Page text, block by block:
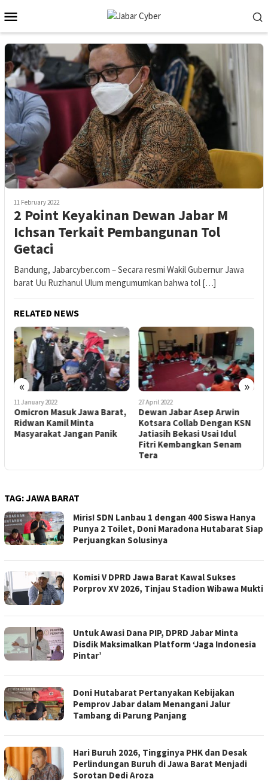
to
contentMenu
11 February 2022
2 Point Keyakinan Dewan Jabar M
Ichsan Terkait Pembangunan Tol
Getaci
Bandung, Jabarcyber.com – Secara resmi Wakil Gubernur Jawa
barat Uu Ruzhanul Ulum mengumumkan bahwa tol […]
RELATED NEWS
« »
11 January 2022
Omicron Masuk Jawa Barat,
Ridwan Kamil Minta
Masyarakat Jangan Panik
27 April 2022
Dewan Jabar Asep Arwin
Kotsara Collab Dengan KSN
Jatiasih Bekasi Usai Idul
Fitri Kembangkan Senam
Tera
TAG:JAWA BARAT
Miris! SDN Lanbau 1 dengan 400 Siswa Hanya
Punya 2 Toilet, Doni Maradona Hutabarat Siap
Perjuangkan Solusinya
Komisi V DPRD Jawa Barat Kawal Sukses
Porprov XV 2026, Tinjau Stadion Wibawa Mukti
Untuk Awasi Dana PIP, DPRD Jabar Minta
Disdik Maksimalkan Platform ‘Jaga Indonesia
Pintar’
Doni Hutabarat Pertanyakan Kebijakan
Pemprov Jabar dalam Menangani Jalur
Tambang di Parung Panjang
Hari Buruh 2026, Tingginya PHK dan Desak
Perlindungan Buruh di Jawa Barat Menjadi
Sorotan Dedi Aroza